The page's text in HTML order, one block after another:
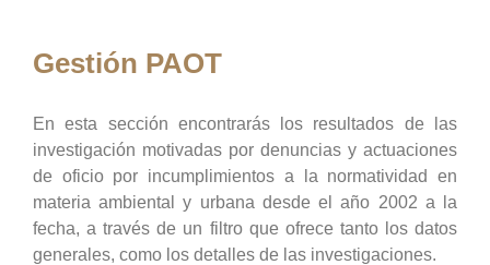
Gestión PAOT
En esta sección encontrarás los resultados de las
investigación motivadas por denuncias y actuaciones
de oficio por incumplimientos a la normatividad en
materia ambiental y urbana desde el año 2002 a la
fecha, a través de un filtro que ofrece tanto los datos
generales, como los detalles de las investigaciones.